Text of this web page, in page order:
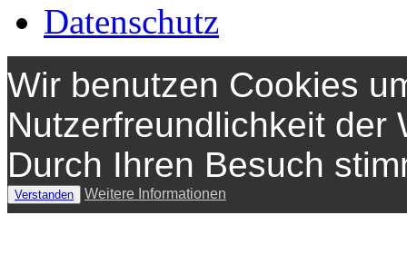
Datenschutz
Wir benutzen Cookies
Nutzerfreundlichkeit der
Durch Ihren Besuch
Verstanden Weitere Informationen